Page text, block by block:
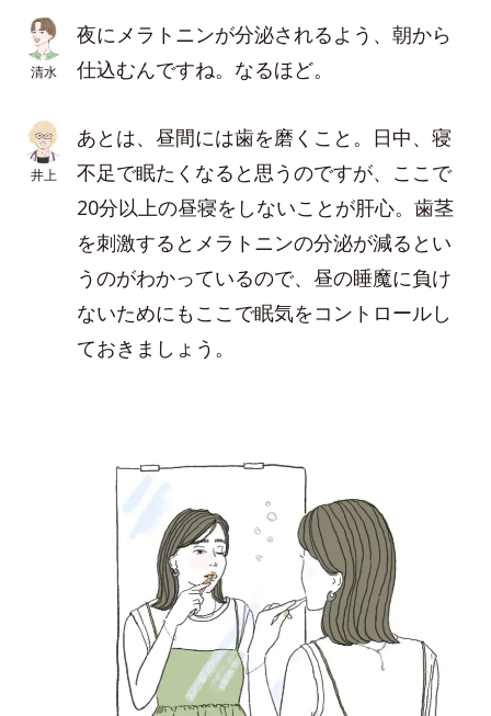
清水
夜にメラトニンが分泌されるよう、朝から
仕込むんですね。なるほど。
井上
あとは、昼間には歯を磨くこと。日中、寝
不足で眠たくなると思うのですが、ここで
20分以上の昼寝をしないことが肝心。歯茎
を刺激するとメラトニンの分泌が減るとい
うのがわかっているので、昼の睡魔に負け
ないためにもここで眠気をコントロールし
ておきましょう。